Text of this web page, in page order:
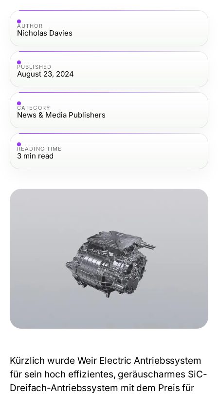
AUTHOR
Nicholas Davies
PUBLISHED
August 23, 2024
CATEGORY
News & Media Publishers
READING TIME
3 min read
Kürzlich wurde Weir Electric Antriebssystem
für sein hoch effizientes, geräuscharmes SiC-
Dreifach-Antriebssystem mit dem Preis für